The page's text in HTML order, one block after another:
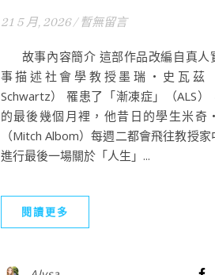
21 5 月, 2026 / 暫無留言
故事內容簡介 這部作品改編自真人
事描述社會學教授墨瑞‧史瓦茲
Schwartz） 罹患了「漸凍症」（ALS）
的最後幾個月裡，他昔日的學生米奇
（Mitch Albom）每週二都會飛往教授家
進行最後一場關於「人生」...
閱讀更多